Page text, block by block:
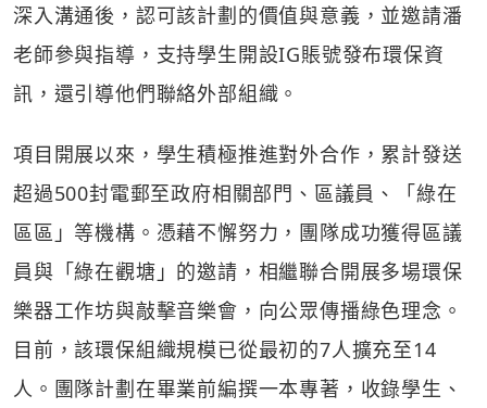
深入溝通後，認可該計劃的價值與意義，並邀請潘
老師參與指導，支持學生開設IG賬號發布環保資
訊，還引導他們聯絡外部組織。
項目開展以來，學生積極推進對外合作，累計發送
超過500封電郵至政府相關部門、區議員、「綠在
區區」等機構。憑藉不懈努力，團隊成功獲得區議
員與「綠在觀塘」的邀請，相繼聯合開展多場環保
樂器工作坊與敲擊音樂會，向公眾傳播綠色理念。
目前，該環保組織規模已從最初的7人擴充至14
人。團隊計劃在畢業前編撰一本專著，收錄學生、